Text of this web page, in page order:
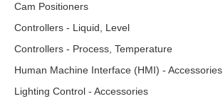
Cam Positioners
Controllers - Liquid, Level
Controllers - Process, Temperature
Human Machine Interface (HMI) - Accessories
Lighting Control - Accessories